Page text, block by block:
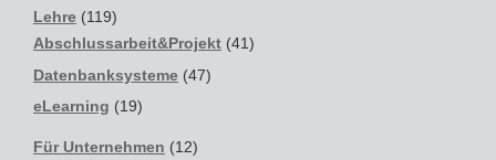
Lehre (119)
Abschlussarbeit&Projekt (41)
Datenbanksysteme (47)
eLearning (19)
Für Unternehmen (12)